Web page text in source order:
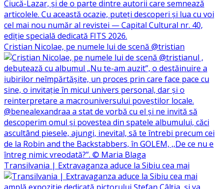
Cristian Nicolae, pe numele lui de scenă @tristian
Transilvania | Extravaganza aduce la Sibiu cea mai